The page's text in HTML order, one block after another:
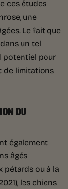
ces études
une
Le fait que
un tel
potentiel pour
de limitations
DU
également
âgés
pétards ou à la
les chiens